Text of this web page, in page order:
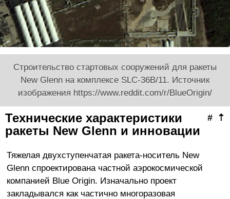
Строительство стартовых сооружений для ракеты
New Glenn на комплексе SLC-36B/11. Источник
изображения https://www.reddit.com/r/BlueOrigin/
⇡
#
Технические характеристики
ракеты New Glenn и инновации
Тяжелая двухступенчатая ракета-носитель New
Glenn спроектирована частной аэрокосмической
компанией Blue Origin. Изначально проект
закладывался как частично многоразовая